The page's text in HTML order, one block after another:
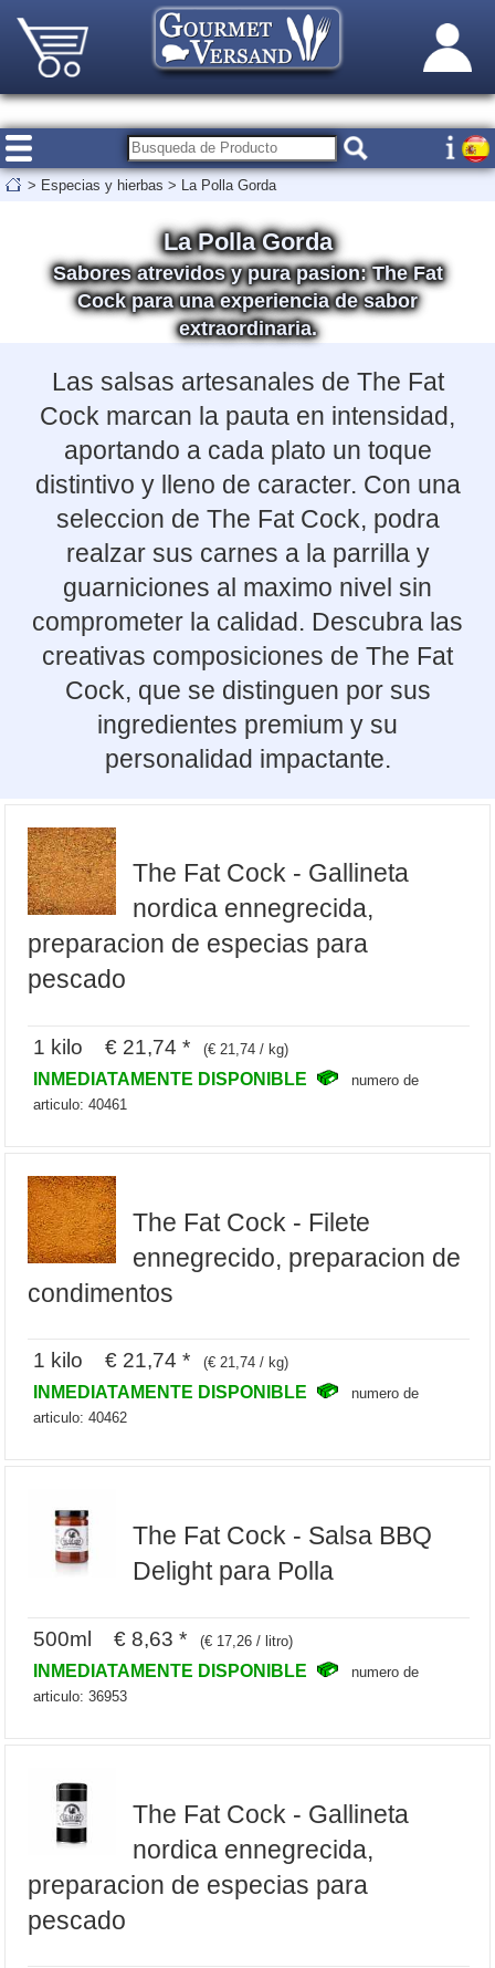
> Especias y hierbas > La Polla Gorda
La Polla Gorda
Sabores atrevidos y pura pasion: The Fat
Cock para una experiencia de sabor
extraordinaria.
Las salsas artesanales de The Fat
Cock marcan la pauta en intensidad,
aportando a cada plato un toque
distintivo y lleno de caracter. Con una
seleccion de The Fat Cock, podra
realzar sus carnes a la parrilla y
guarniciones al maximo nivel sin
comprometer la calidad. Descubra las
creativas composiciones de The Fat
Cock, que se distinguen por sus
ingredientes premium y su
personalidad impactante.
The Fat Cock - Gallineta
nordica ennegrecida,
preparacion de especias para
pescado
1 kilo € 21,74 * (€ 21,74 / kg)
INMEDIATAMENTE DISPONIBLE
numero de
articulo: 40461
The Fat Cock - Filete
ennegrecido, preparacion de
condimentos
1 kilo € 21,74 * (€ 21,74 / kg)
INMEDIATAMENTE DISPONIBLE
numero de
articulo: 40462
The Fat Cock - Salsa BBQ
Delight para Polla
500ml € 8,63 * (€ 17,26 / litro)
INMEDIATAMENTE DISPONIBLE
numero de
articulo: 36953
The Fat Cock - Gallineta
nordica ennegrecida,
preparacion de especias para
pescado